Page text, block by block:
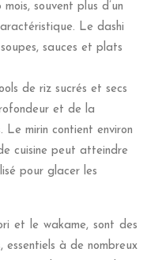
souvent plus d’un
Le dashi
sauces et plats
de riz sucrés et secs
et de la
Le mirin contient environ
cuisine peut atteindre
pour glacer les
et le wakame, sont des
essentiels à de nombreux